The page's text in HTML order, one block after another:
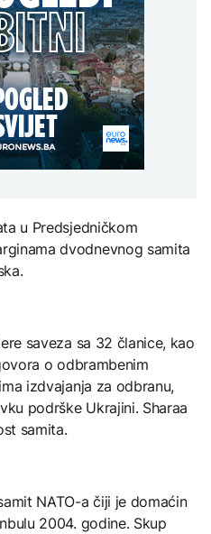
uskoro biti vraćeni
Otpušteni
iz Komunalnog bi
uskoro biti vraćeni
traži
o planiranoj
elektrani u
Manastira Ostrog
uvele nove sankcije
smijenio
u Hrvatskoj
Gori
Ciklospora i da li
širenje u Evropi?
Fest početkom
Stiže
pozorišni
“Brechtovi
u Predsjedničkom
dvodnevnog samita
saveza sa 32 članice, kao
o odbrambenim
izdvajanja za odbranu,
podrške Ukrajini. Sharaa
samita.
NATO-a čiji je domaćin
2004. godine. Skup